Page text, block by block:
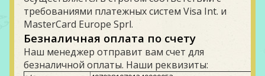
требованиями платежных систем Visa Int. и
MasterCard Europe Sprl.
Безналичная оплата по счету
Наш менеджер отправит вам счет для
безналичной оплаты. Наши реквизиты: